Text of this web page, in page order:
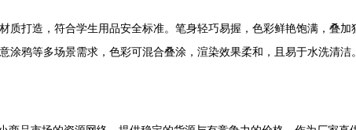
质打造，符合学生用品安全标准。笔身轻巧易握，色彩鲜艳饱满，叠
鸦等多场景需求，色彩可混合叠涂，渲染效果柔和，且易于水洗清洁。